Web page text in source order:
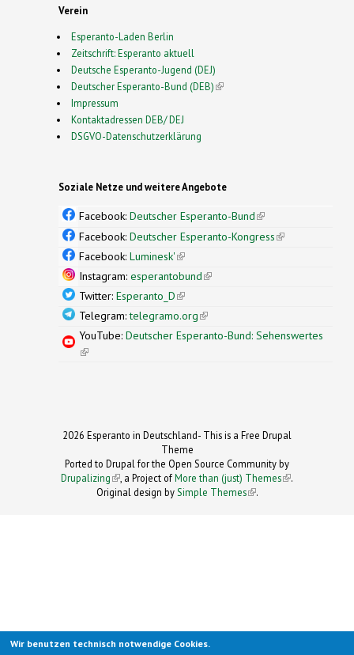
Verein
Esperanto-Laden Berlin
Zeitschrift: Esperanto aktuell
Deutsche Esperanto-Jugend (DEJ)
Deutscher Esperanto-Bund (DEB)(link is external)
Impressum
Kontaktadressen DEB/ DEJ
DSGVO-Datenschutzerklärung
Soziale Netze und weitere Angebote
Facebook: Deutscher Esperanto-Bund(link is
external)
Facebook: Deutscher Esperanto-Kongress(link is
Facebook: Luminesk'(link is external)
Instagram: esperantobund(link is external)
Twitter: Esperanto_D(link is external)
Telegram:telegramo.org(link is external)
YouTube: Deutscher Esperanto-Bund: Sehenswertes
(link is external)
2026 Esperanto in Deutschland- This is a Free Drupal
Theme
Ported to Drupal for the Open Source Community by
Drupalizing(link is external)
, a Project ofMore than (just) Themes (link is
.
Original design by Simple Themes
(link is
.
Wir benutzen technisch notwendige Cookies.